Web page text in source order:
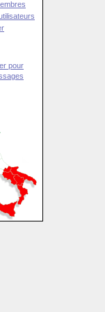
pour